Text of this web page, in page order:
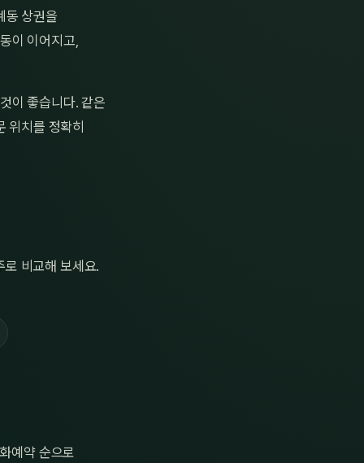
동 상권을
이 이어지고,
이 좋습니다. 같은
위치를 정확히
비교해 보세요.
예약 순으로